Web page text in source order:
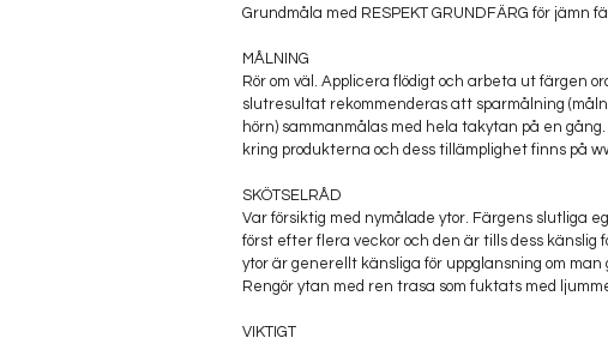
Grundmåla med RESPEKT GRUNDFÄRG för jämn
MÅLNING
Rör om väl. Applicera flödigt och arbeta ut färgen
slutresultat rekommenderas att sparmålning
hörn) sammanmålas med hela takytan på en
kring produkterna och dess tillämplighet finns på
SKÖTSELRÅD
Var försiktig med nymålade ytor. Färgens slutliga
först efter flera veckor och den är tills dess känslig
ytor är generellt känsliga för uppglansning om man
Rengör ytan med ren trasa som fuktats med
VIKTIGT